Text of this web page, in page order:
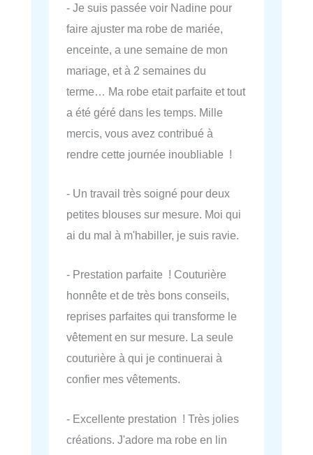
- Je suis passée voir Nadine pour
faire ajuster ma robe de mariée,
enceinte, a une semaine de mon
mariage, et à 2 semaines du
terme… Ma robe etait parfaite et tout
a été géré dans les temps. Mille
mercis, vous avez contribué à
rendre cette journée inoubliable !
- Un travail très soigné pour deux
petites blouses sur mesure. Moi qui
ai du mal à m'habiller, je suis ravie.
- Prestation parfaite ! Couturière
honnête et de très bons conseils,
reprises parfaites qui transforme le
vêtement en sur mesure. La seule
couturière à qui je continuerai à
confier mes vêtements.
- Excellente prestation ! Très jolies
créations. J'adore ma robe en lin